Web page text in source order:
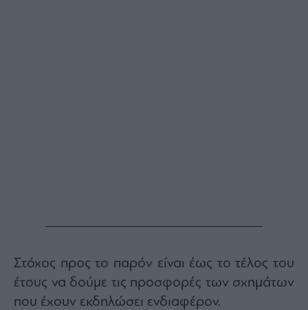
Στόχος προς το παρόν είναι έως το τέλος του
έτους να δούμε τις προσφορές των σχημάτων
που έχουν εκδηλώσει ενδιαφέρον.